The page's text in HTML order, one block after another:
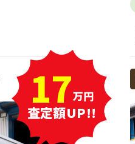
17万円
査定額UP!!